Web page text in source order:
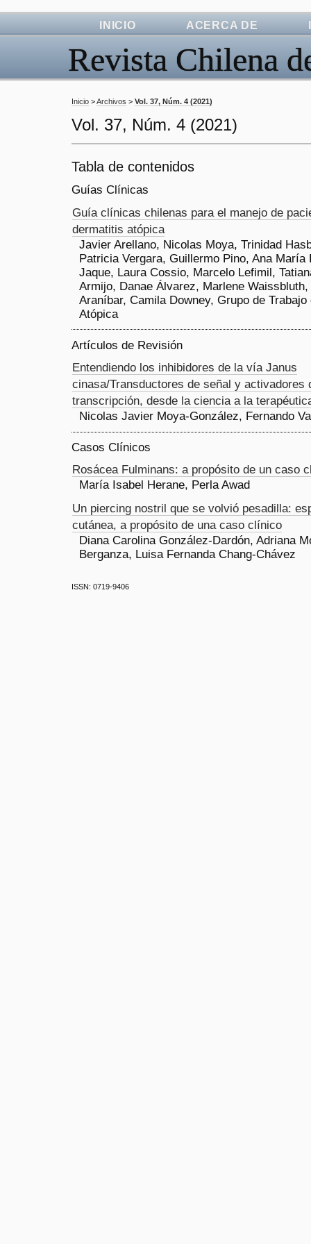
Revista Chilena
INICIO ACERCA DE
Inicio >Archivos > Vol. 37, Núm. 4 (2021)
Vol. 37, Núm. 4 (2021)
Tabla de contenidos
Guías Clínicas
Guía clínicas chilenas para el manejo de
dermatitis atópica
Javier Arellano, Nicolas Moya, Trinidad
Patricia Vergara, Guillermo Pino, Ana María
Jaque, Laura Cossio, Marcelo Lefimil,
Armijo, Danae Álvarez, Marlene
Araníbar, Camila Downey, Grupo de
Atópica
Artículos de Revisión
Entendiendo los inhibidores de la vía Janus
cinasa/Transductores de señal y activadores
transcripción, desde la ciencia a la
Nicolas Javier Moya-González, Fernando
Casos Clínicos
Rosácea Fulminans: a propósito de un caso
María Isabel Herane, Perla Awad
Un piercing nostril que se volvió pesadilla:
cutánea, a propósito de una caso clínico
Diana Carolina González-Dardón, Adriana
Berganza, Luisa Fernanda Chang-Chávez
ISSN: 0719-9406